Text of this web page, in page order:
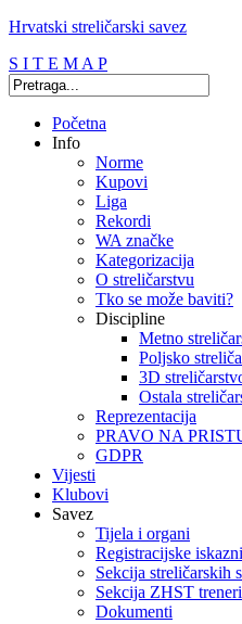
Hrvatski streličarski savez
S I T E M A P
Početna
Info
Norme
Kupovi
Liga
Rekordi
WA značke
Kategorizacija
O streličarstvu
Tko se može baviti?
Discipline
Metno
Poljsko
3D
Ostala
Reprezentacija
PRAVO NA
GDPR
Vijesti
Klubovi
Savez
Tijela i organi
Registracijske
Sekcija streličarskih
Sekcija ZHST treneri
Dokumenti